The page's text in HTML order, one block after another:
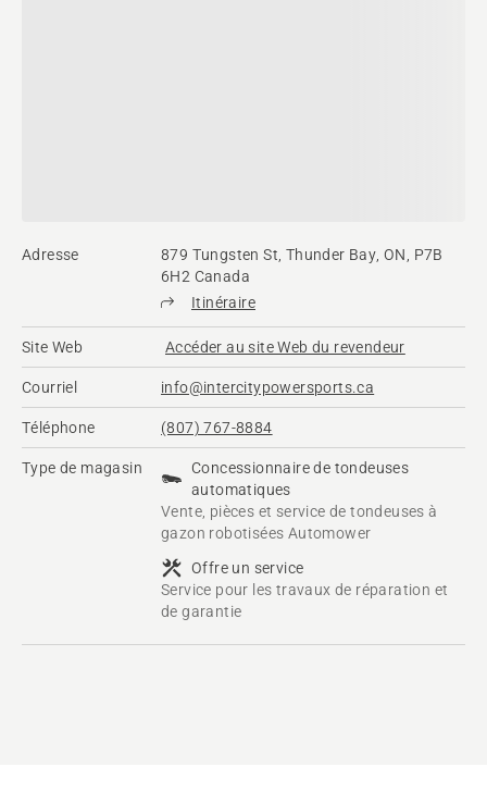
Adresse
879 Tungsten St, Thunder Bay, ON, P7B
6H2 Canada
Itinéraire
Site Web Accéder au site Web du revendeur
Courriel info@intercitypowersports.ca
Téléphone (807) 767-8884
Type de magasin
Concessionnaire de tondeuses
automatiques
Vente, pièces et service de tondeuses à
gazon robotisées Automower
Offre un service
Service pour les travaux de réparation et
de garantie